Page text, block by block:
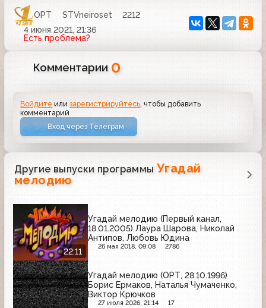
ОРТ STVneiroset
2212
4 июня 2021, 21:36
Есть проблема?
Комментарии 0
Войдите илизарегистрируйтесь , чтобы добавить
комментарий
Вход через Телеграм
Другие выпуски программы Угадай
мелодию
22:11
Угадай мелодию (Первый канал,
18.01.2005) Лаура Шарова, Николай
Антипов, Любовь Юдина
26 мая 2018, 09:08 2786
Угадай мелодию (ОРТ, 28.10.1996)
Борис Ермаков, Наталья Чумаченко,
Виктор Крючков
27 июля 2026, 21:14 17